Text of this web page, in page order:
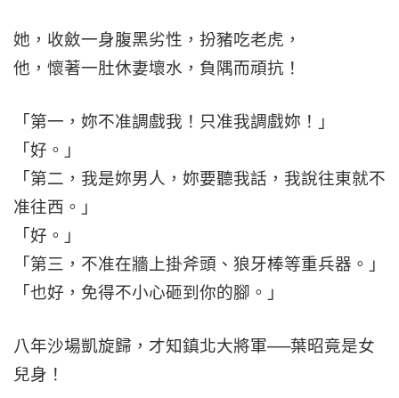
她，收斂一身腹黑劣性，扮豬吃老虎，
他，懷著一肚休妻壞水，負隅而頑抗！
「第一，妳不准調戲我！只准我調戲妳！」
「好。」
「第二，我是妳男人，妳要聽我話，我說往東就不
准往西。」
「好。」
「第三，不准在牆上掛斧頭、狼牙棒等重兵器。」
「也好，免得不小心砸到你的腳。」
八年沙場凱旋歸，才知鎮北大將軍──葉昭竟是女
兒身！